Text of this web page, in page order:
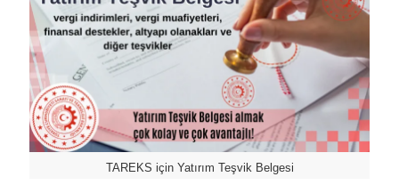
TAREKS için Yatırım Teşvik Belgesi